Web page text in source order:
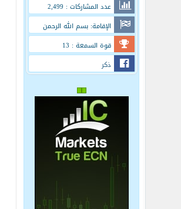
عدد المشاركات : 2,499
الإقامة: بسم الله الرحمن
الرحيم
قوة السمعة : 13
ذكر